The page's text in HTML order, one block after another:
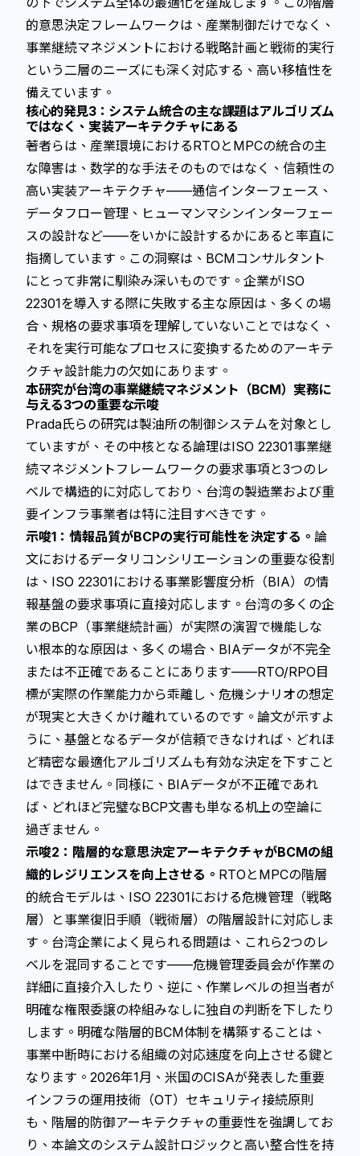
的意思決定フレームワークは、産業制御だけでなく、
事業継続マネジメントにおける戦略計画と戦術的実行
という二層のニーズにも深く対応する、高い移植性を
備えています。
核心的発見3：システム統合の主な課題はアルゴリズム
ではなく、実装アーキテクチャにある
著者らは、産業環境におけるRTOとMPCの統合の主
な障害は、数学的な手法そのものではなく、信頼性の
高い実装アーキテクチャ——通信インターフェース、
データフロー管理、ヒューマンマシンインターフェー
スの設計など——をいかに設計するかにあると率直に
指摘しています。この洞察は、BCMコンサルタント
にとって非常に馴染み深いものです。企業がISO
22301を導入する際に失敗する主な原因は、多くの場
合、規格の要求事項を理解していないことではなく、
それを実行可能なプロセスに変換するためのアーキテ
クチャ設計能力の欠如にあります。
本研究が台湾の事業継続マネジメント（BCM）実務に
与える3つの重要な示唆
Prada氏らの研究は製油所の制御システムを対象とし
ていますが、その中核となる論理はISO 22301事業継
続マネジメントフレームワークの要求事項と3つのレ
ベルで構造的に対応しており、台湾の製造業および重
要インフラ事業者は特に注目すべきです。
示唆1：情報品質がBCPの実行可能性を決定する。 論
文におけるデータリコンシリエーションの重要な役割
は、ISO 22301における事業影響度分析（BIA）の情
報基盤の要求事項に直接対応します。台湾の多くの企
業のBCP（事業継続計画）が実際の演習で機能しな
い根本的な原因は、多くの場合、BIAデータが不完全
または不正確であることにあります——RTO/RPO目
標が実際の作業能力から乖離し、危機シナリオの想定
が現実と大きくかけ離れているのです。論文が示すよ
うに、基盤となるデータが信頼できなければ、どれほ
ど精密な最適化アルゴリズムも有効な決定を下すこと
はできません。同様に、BIAデータが不正確であれ
ば、どれほど完璧なBCP文書も単なる机上の空論に
過ぎません。
示唆2：階層的な意思決定アーキテクチャがBCMの組
織的レジリエンスを向上させる。 RTOとMPCの階層
的統合モデルは、ISO 22301における危機管理（戦略
層）と事業復旧手順（戦術層）の階層設計に対応しま
す。台湾企業によく見られる問題は、これら2つのレ
ベルを混同することです——危機管理委員会が作業の
詳細に直接介入したり、逆に、作業レベルの担当者が
明確な権限委譲の枠組みなしに独自の判断を下したり
します。明確な階層的BCM体制を構築することは、
事業中断時における組織の対応速度を向上させる鍵と
なります。2026年1月、米国のCISAが発表した重要
インフラの運用技術（OT）セキュリティ接続原則
も、階層的防御アーキテクチャの重要性を強調してお
り、本論文のシステム設計ロジックと高い整合性を持